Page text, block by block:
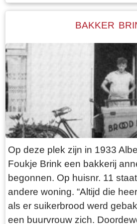
Walma State is één van de
zwanenjacht. Op oude
boerderij nog een wier. In
stinsgracht genoemd. Uit het
aanbreng van 1511 blijkt dat
geërffd” eigenaar is en Albert
op de grootste boerderij
boerderij omvat dan LXXX
waarvan “36 ponden
Grasland en 7 ponden
zuiden van de boerderij wordt
genoemd, waaraan het
Het rijeedland (rietland) ligt
Rien”. Verder is er nog “6
BAKKER
Op deze plek zijn in 1933
Foukje Brink een bakkerij
begonnen. Op huisnr. 11
andere woning. “Altijd die
als er suikerbrood werd
een buurvrouw zich.